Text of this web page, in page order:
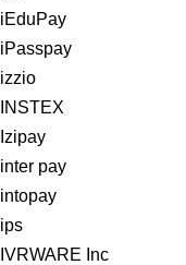
iEduPay
iPasspay
izzio
INSTEX
Izipay
inter pay
intopay
ips
IVRWARE Inc